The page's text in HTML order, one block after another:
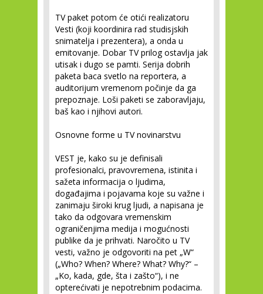
TV paket potom će otići realizatoru
Vesti (koji koordinira rad studisjskih
snimatelja i prezentera), a onda u
emitovanje. Dobar TV prilog ostavlja jak
utisak i dugo se pamti. Serija dobrih
paketa baca svetlo na reportera, a
auditorijum vremenom počinje da ga
prepoznaje. Loši paketi se zaboravljaju,
baš kao i njihovi autori.
Osnovne forme u TV novinarstvu
VEST je, kako su je definisali
profesionalci, pravovremena, istinita i
sažeta informacija o ljudima,
događajima i pojavama koje su važne i
zanimaju široki krug ljudi, a napisana je
tako da odgovara vremenskim
ograničenjima medija i mogućnosti
publike da je prihvati. Naročito u TV
vesti, važno je odgovoriti na pet „W“
(„Who? When? Where? What? Why?“ –
„Ko, kada, gde, šta i zašto“), i ne
opterećivati je nepotrebnim podacima.